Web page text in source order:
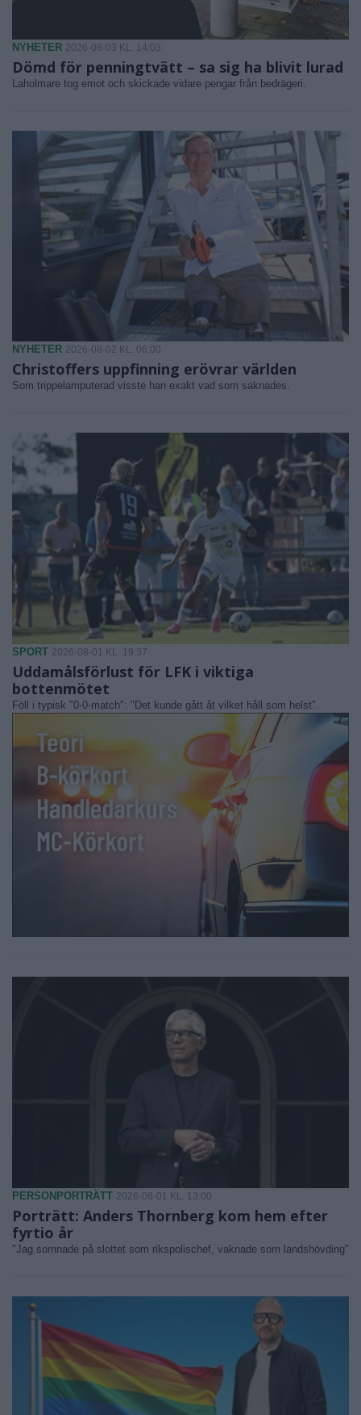
NYHETER 2026-08-03 KL. 14:03
Dömd för penningtvätt – sa sig ha blivit lurad
Laholmare tog emot och skickade vidare pengar från bedrägeri.
NYHETER 2026-08-02 KL. 06:00
Christoffers uppfinning erövrar världen
Som trippelamputerad visste han exakt vad som saknades.
SPORT 2026-08-01 KL. 19:37
Uddamålsförlust för LFK i viktiga
bottenmötet
Föll i typisk "0-0-match": "Det kunde gått åt vilket håll som helst".
PERSONPORTRÄTT 2026-08-01 KL. 13:00
Porträtt: Anders Thornberg kom hem efter
fyrtio år
"Jag somnade på slottet som rikspolischef, vaknade som landshövding"